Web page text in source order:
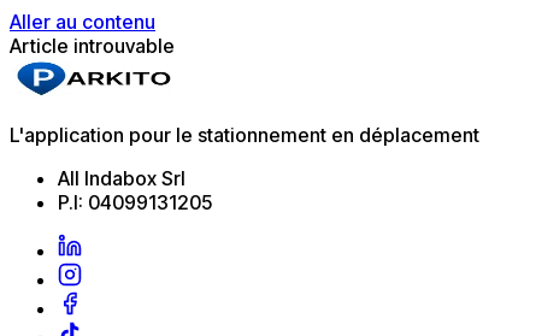
Aller au contenu
Article introuvable
L'application pour le stationnement en déplacement
All Indabox Srl
P.I: 04099131205